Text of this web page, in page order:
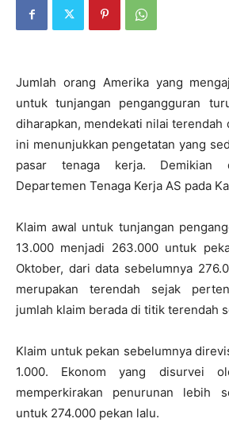
Jumlah orang Amerika yang
untuk tunjangan pengangguran
diharapkan, mendekati nilai terendah
ini menunjukkan pengetatan yang
pasar tenaga kerja. Demikian
Departemen Tenaga Kerja AS pada
Klaim awal untuk tunjangan
13.000 menjadi 263.000 untuk
Oktober, dari data sebelumnya
merupakan terendah sejak
jumlah klaim berada di titik terendah
Klaim untuk pekan sebelumnya
1.000. Ekonom yang disurvei
memperkirakan penurunan lebih
untuk 274.000 pekan lalu.